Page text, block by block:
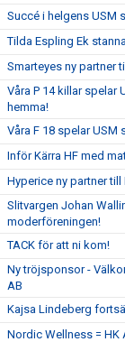
Succé i helgens USM
Tilda Espling Ek
Smarteyes ny partner
Våra P 14 killar spelar
hemma!
Våra F 18 spelar USM
Inför Kärra HF med
Hyperice ny partner till
Slitvargen Johan
moderföreningen!
TACK för att ni kom!
Ny tröjsponsor -
AB
Kajsa Lindeberg
Nordic Wellness =